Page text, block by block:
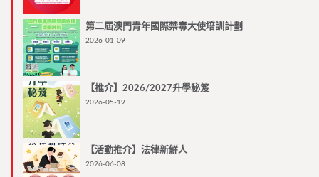
第二屆澳門青年國際禁毒大使培訓計劃
2026-01-09
【推介】2026/2027升學秘笈
2026-05-19
【活動推介】法律新鮮人
2026-06-08